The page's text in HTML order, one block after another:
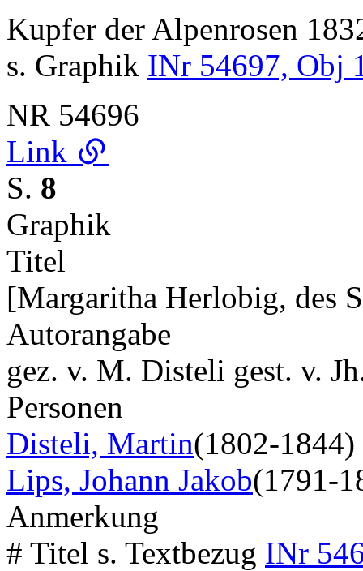
Kupfer der Alpenrosen
s. Graphik INr 54697, Obj
NR 54696
Link
S. 8
Graphik
Titel
[Margaritha Herlobig, des
Autorangabe
gez. v. M. Disteli gest. v.
Personen
Disteli, Martin(1802-1844)
Lips, Johann Jakob(1791-
Anmerkung
# Titel s. Textbezug INr